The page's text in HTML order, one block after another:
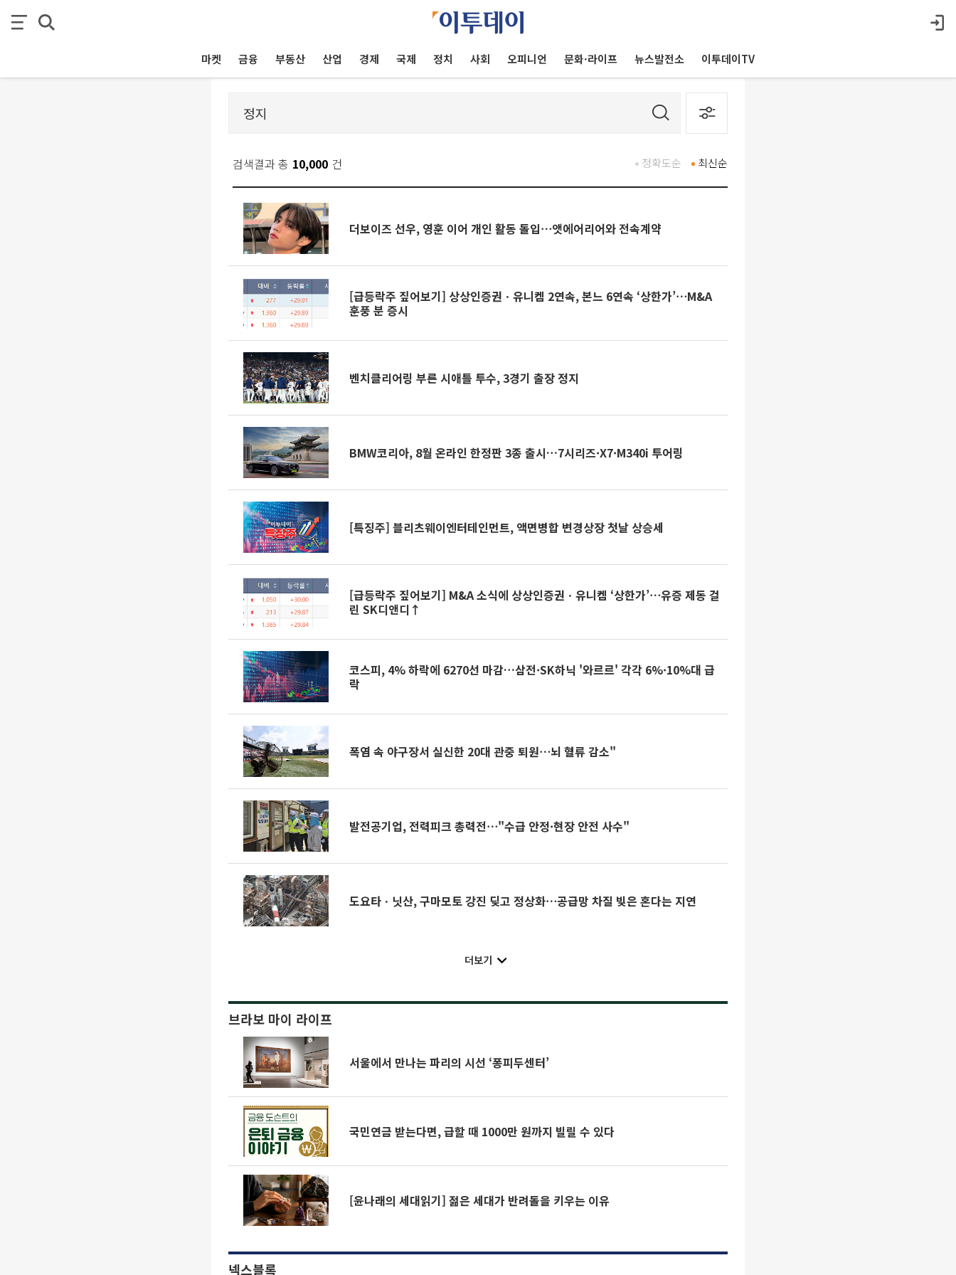
마켓 금융 부동산 산업 경제 국제 정치 사회 오피니언 문화·라이프 뉴스발전소 이투데이TV
검색결과 총 10,000 건 최신순
정확도순
더보이즈 선우, 영훈 이어 개인 활동 돌입⋯앳에어리어와 전속계약
[급등락주 짚어보기] 상상인증권ㆍ유니켐 2연속, 본느 6연속 ‘상한가’⋯M&A
훈풍 분 증시
벤치클리어링 부른 시애틀 투수, 3경기 출장 정지
BMW코리아, 8월 온라인 한정판 3종 출시…7시리즈·X7·M340i 투어링
[특징주] 블리츠웨이엔터테인먼트, 액면병합 변경상장 첫날 상승세
[급등락주 짚어보기] M&A 소식에 상상인증권ㆍ유니켐 ‘상한가’⋯유증 제동 걸
린 SK디앤디↑
코스피, 4% 하락에 6270선 마감…삼전·SK하닉 '와르르' 각각 6%·10%대 급
락
폭염 속 야구장서 실신한 20대 관중 퇴원⋯뇌 혈류 감소"
발전공기업, 전력피크 총력전⋯"수급 안정·현장 안전 사수"
도요타ㆍ닛산, 구마모토 강진 딪고 정상화⋯공급망 차질 빚은 혼다는 지연
더보기
브라보 마이 라이프
서울에서 만나는 파리의 시선 ‘퐁피두센터’
국민연금 받는다면, 급할 때 1000만 원까지 빌릴 수 있다
[윤나래의 세대읽기] 젊은 세대가 반려돌을 키우는 이유
넥스블록